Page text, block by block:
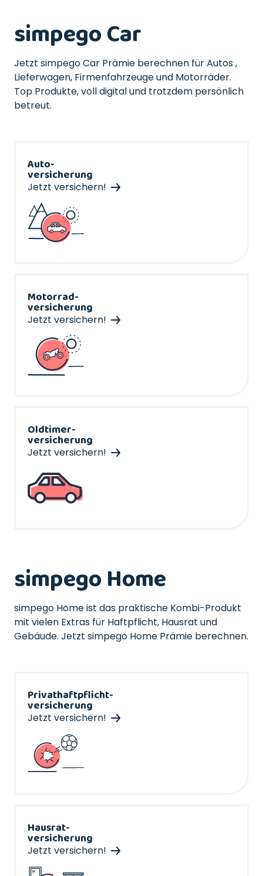
simpego Car
Jetzt simpego Car Prämie berechnen für Autos ,
Lieferwagen, Firmenfahrzeuge und Motorräder.
Top Produkte, voll digital und trotzdem persönlich
betreut.
Auto-
versicherung
Jetzt versichern!
Motorrad-
versicherung
Jetzt versichern!
Oldtimer-
versicherung
Jetzt versichern!
simpego Home
simpego Home ist das praktische Kombi-Produkt
mit vielen Extras für Haftpflicht, Hausrat und
Gebäude. Jetzt simpego Home Prämie berechnen.
Privathaftpflicht-
versicherung
Jetzt versichern!
Hausrat-
versicherung
Jetzt versichern!